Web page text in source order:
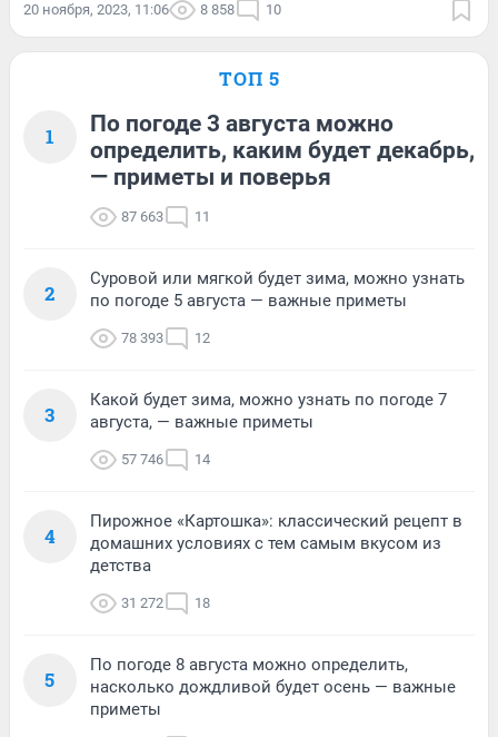
20 ноября, 2023, 11:06 8 858 10
ТОП 5
1
По погоде 3 августа можно
определить, каким будет декабрь,
— приметы и поверья
87 663 11
2
Суровой или мягкой будет зима, можно узнать
по погоде 5 августа — важные приметы
78 393 12
3
Какой будет зима, можно узнать по погоде 7
августа, — важные приметы
57 746 14
4
Пирожное «Картошка»: классический рецепт в
домашних условиях с тем самым вкусом из
детства
31 272 18
5
По погоде 8 августа можно определить,
насколько дождливой будет осень — важные
приметы